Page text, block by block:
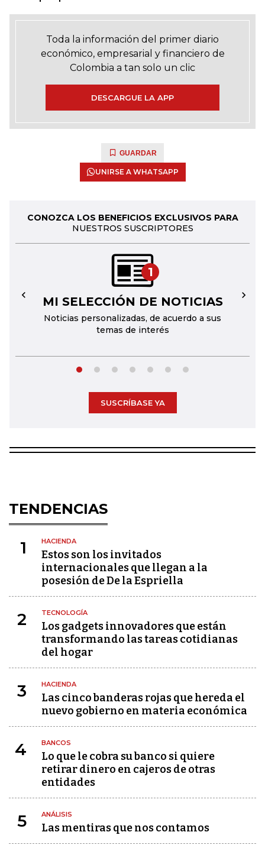
Toda la información del primer diario
económico, empresarial y financiero de
Colombia a tan solo un clic
DESCARGUE LA APP
GUARDAR
UNIRSE A WHATSAPP
CONOZCA LOS BENEFICIOS EXCLUSIVOS PARA
NUESTROS SUSCRIPTORES
1
MI SELECCIÓN DE NOTICIAS
Noticias personalizadas, de acuerdo a sus
temas de interés
← →
SUSCRÍBASE YA
TENDENCIAS
1 HACIENDA
Estos son los invitados
internacionales que llegan a la
posesión de De la Espriella
2 TECNOLOGÍA
Los gadgets innovadores que están
transformando las tareas cotidianas
del hogar
3 HACIENDA
Las cinco banderas rojas que hereda el
nuevo gobierno en materia económica
4 BANCOS
Lo que le cobra su banco si quiere
retirar dinero en cajeros de otras
entidades
5 ANÁLISIS
Las mentiras que nos contamos